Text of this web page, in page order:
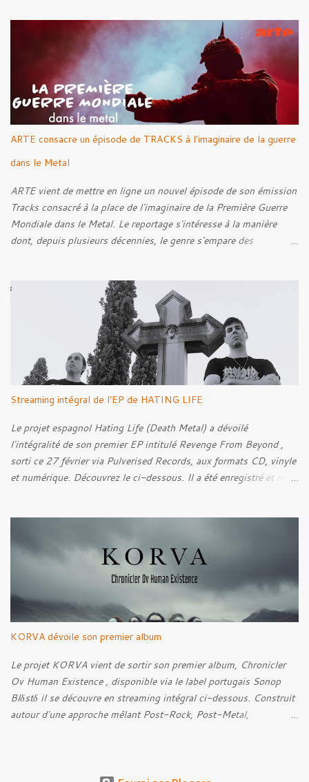
a
s
ARTE consacre un épisode de TRACKS à l'imaginaire de la guerre
dans le Metal
ARTE vient de mettre en ligne un nouvel épisode de son émission
Tracks consacré à la place de l'imaginaire de la Première Guerre
Mondiale dans le Metal. Le reportage s'intéresse à la manière
dont, depuis plusieurs décennies, le genre s'empare des
cette réflexion, Tracks est allé à la rencontre de Noise (
Kanonenfieber ) et de Dmytro Kumar ( 1914 ), qui reviennent sur
leur intérêt pour la Première Guerre mondiale. Le documentaire
donne également la parole au producteur Kristian "Kohle"
Kohlmannslehner, collaborateur de 1914 , ainsi qu'à l'historien
Ralf Raths, directeur du Musée allemand des blindés de Munster,
afin d'interroger plus largement la place des images de guerre
dans l'esthétique et l'imaginaire du Metal. Le reportage est à
découvrir ci-dessous :
Streaming intégral de l'EP de HATING LIFE
Le projet espagnol Hating Life (Death Metal) a dévoilé
l'intégralité de son premier EP intitulé Revenge From Beyond ,
sorti ce 27 février via Pulverised Records, aux formats CD, vinyle
et numérique. Découvrez le ci-dessous. Il a été enregistré et mixé
Sense Of Fear
KORVA dévoile son premier album
Le projet KORVA vient de sortir son premier album, Chronicler
Ov Human Existence , disponible via le label portugais Sonop
Blδstδ il se découvre en streaming intégral ci-dessous. Construit
autour d'une approche mêlant Post-Rock, Post-Metal,